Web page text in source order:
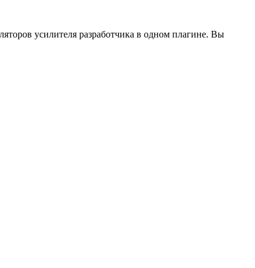
усилителя разработчика в одном плагине. Вы